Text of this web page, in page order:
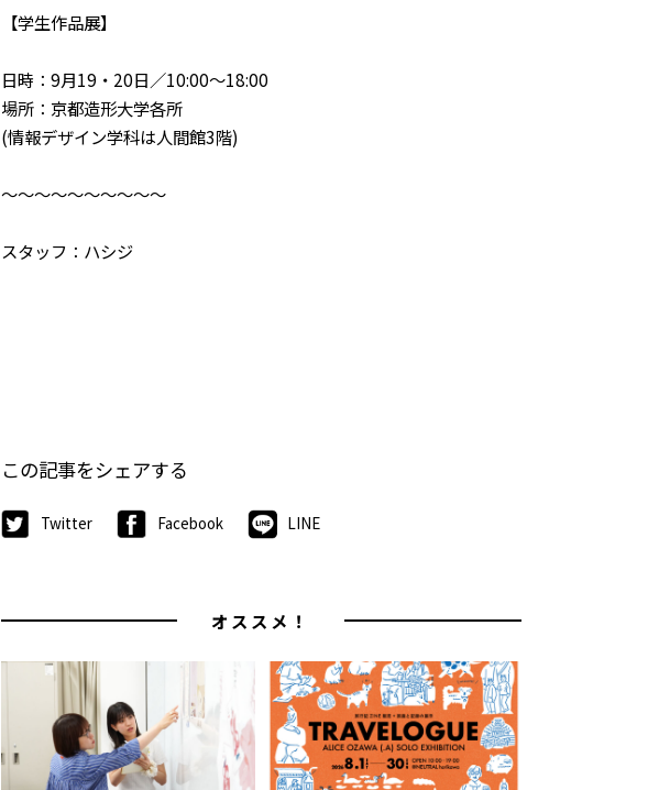
【学生作品展】
日時：9月19・20日／10:00～18:00
場所：京都造形大学各所
(情報デザイン学科は人間館3階)
～～～～～～～～～～
スタッフ：ハシジ
この記事をシェアする
Twitter Facebook LINE
オススメ！